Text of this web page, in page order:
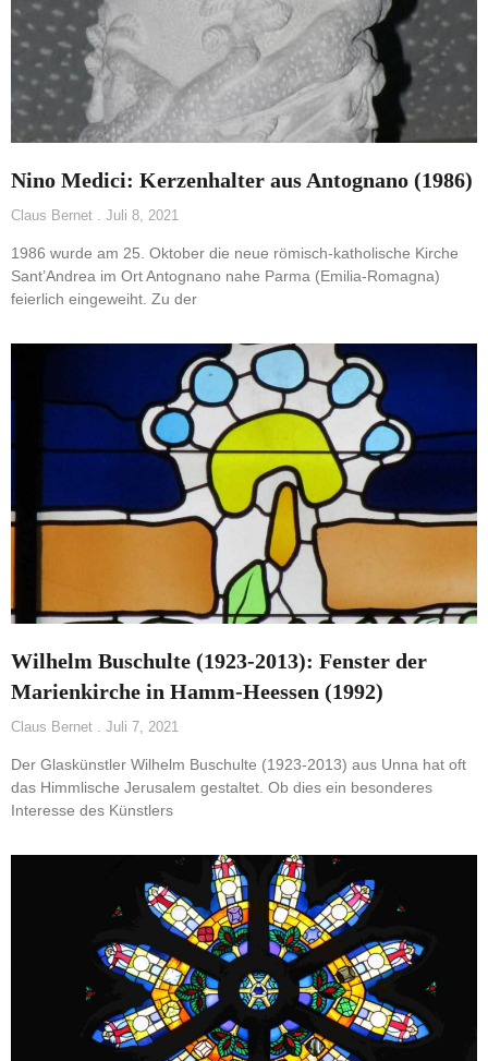
Nino Medici: Kerzenhalter aus Antognano (1986)
Claus Bernet Juli 8, 2021
1986 wurde am 25. Oktober die neue römisch-katholische Kirche
Sant’Andrea im Ort Antognano nahe Parma (Emilia-Romagna)
feierlich eingeweiht. Zu der
Wilhelm Buschulte (1923-2013): Fenster der
Marienkirche in Hamm-Heessen (1992)
Claus Bernet Juli 7, 2021
Der Glaskünstler Wilhelm Buschulte (1923-2013) aus Unna hat oft
das Himmlische Jerusalem gestaltet. Ob dies ein besonderes
Interesse des Künstlers